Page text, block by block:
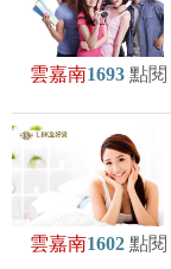
雲嘉南1693 點閱
雲嘉南1602 點閱